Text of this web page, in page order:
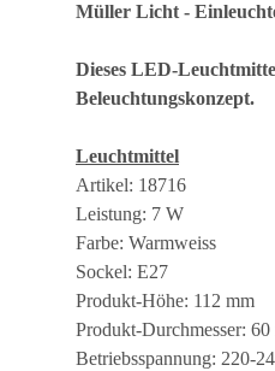
Müller Licht -
Dieses LED-
Beleuchtungskonzept.
Leuchtmittel
Artikel: 18716
Leistung: 7 W
Farbe: Warmweiss
Sockel: E27
Produkt-Höhe: 112 mm
Produkt-Durchmesser: 60
Betriebsspannung: 220-